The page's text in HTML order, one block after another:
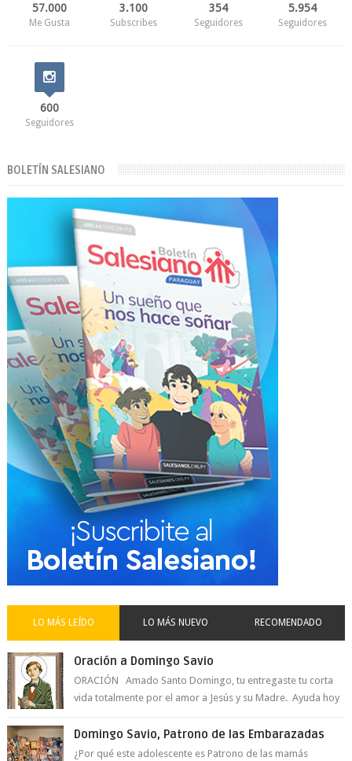
57.000
Me Gusta
3.100
Subscribes
354
Seguidores
5.954
Seguidores
600
Seguidores
BOLETÍN SALESIANO
LO MÁS LEÍDO LO MÁS NUEVO RECOMENDADO
Oración a Domingo Savio
ORACIÓN Amado Santo Domingo, tu entregaste tu corta
vida totalmente por el amor a Jesús y su Madre. Ayuda hoy
Domingo Savio, Patrono de las Embarazadas
¿Por qué este adolescente es Patrono de las mamás